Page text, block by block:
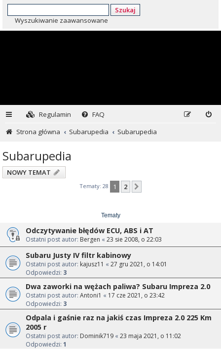
Szukaj
Wyszukiwanie zaawansowane
Regulamin
FAQ
Strona główna
Subarupedia Subarupedia
Subarupedia
NOWY TEMAT
Tematy: 28 1 2
Tematy
Odczytywanie błędów ECU, ABS i AT
Ostatni post autor: Bergen « 23 sie 2008, o 22:03
Subaru Justy IV filtr kabinowy
Ostatni post autor: kajusz11 « 27 gru 2021, o 14:01
Odpowiedzi: 3
Dwa zaworki na wężach paliwa? Subaru Impreza 2.0
Ostatni post autor: Antoni1 « 17 cze 2021, o 23:42
Odpowiedzi: 3
Odpala i gaśnie raz na jakiś czas Impreza 2.0 225 Km
2005 r
Ostatni post autor: Dominik719 « 23 maja 2021, o 11:02
Odpowiedzi: 1